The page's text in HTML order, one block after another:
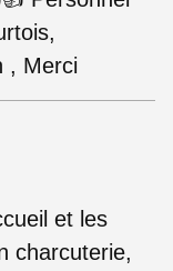
, Merci
et les
charcuterie,